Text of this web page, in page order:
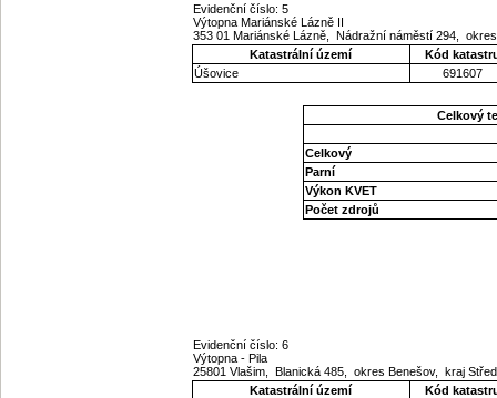
Evidenční číslo: 5
Výtopna Mariánské Lázně II
353 01 Mariánské Lázně, Nádražní náměstí 294,
Katastrální území
Kód
Úšovice
691607
Celkový
Celkový
Parní
Výkon KVET
Počet zdrojů
Evidenční číslo: 6
Výtopna - Pila
25801 Vlašim, Blanická 485, okres Benešov, kraj
Katastrální území
Kód